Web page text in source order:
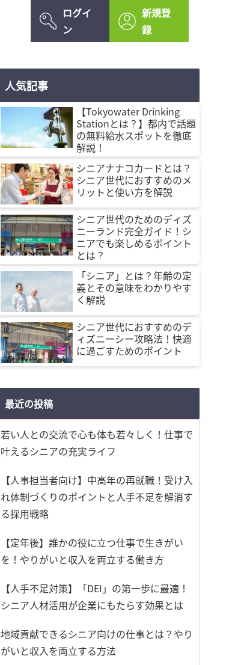
ログイ
ン
新規登
録
人気記事
【Tokyowater Drinking
Stationとは？】都内で話題
の無料給水スポットを徹底
解説！
シニアナナコカードとは？
シニア世代におすすめのメ
リットと使い方を解説
シニア世代のためのディズ
ニーランド完全ガイド！シ
ニアでも楽しめるポイント
とは？
「シニア」とは？年齢の定
義とその意味をわかりやす
く解説
シニア世代におすすめのデ
ィズニーシー攻略法！快適
に過ごすためのポイント
最近の投稿
若い人との交流で心も体も若々しく！仕事で
叶えるシニアの充実ライフ
【人事担当者向け】中高年の再就職！受け入
れ体制づくりのポイントと人手不足を解消す
る採用戦略
【定年後】誰かの役に立つ仕事で生きがい
を！やりがいと収入を両立する働き方
【人手不足対策】「DEI」の第一歩に最適！
シニア人材活用が企業にもたらす効果とは
地域貢献できるシニア向けの仕事とは？やり
がいと収入を両立する方法